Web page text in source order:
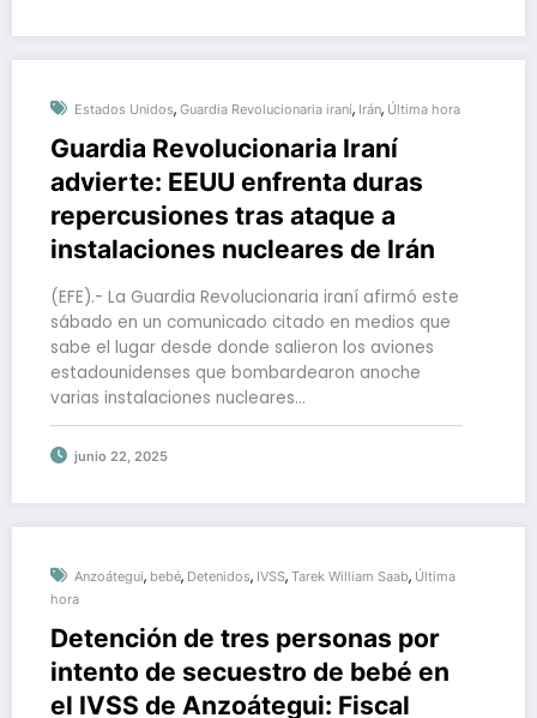
Estados Unidos, Guardia Revolucionaria iraní, Irán, Última hora
Guardia Revolucionaria Iraní
advierte: EEUU enfrenta duras
repercusiones tras ataque a
instalaciones nucleares de Irán
(EFE).- La Guardia Revolucionaria iraní afirmó este
sábado en un comunicado citado en medios que
sabe el lugar desde donde salieron los aviones
estadounidenses que bombardearon anoche
varias instalaciones nucleares…
junio 22, 2025
Anzoátegui, bebé, Detenidos, IVSS, Tarek William Saab, Última
hora
Detención de tres personas por
intento de secuestro de bebé en
el IVSS de Anzoátegui: Fiscal